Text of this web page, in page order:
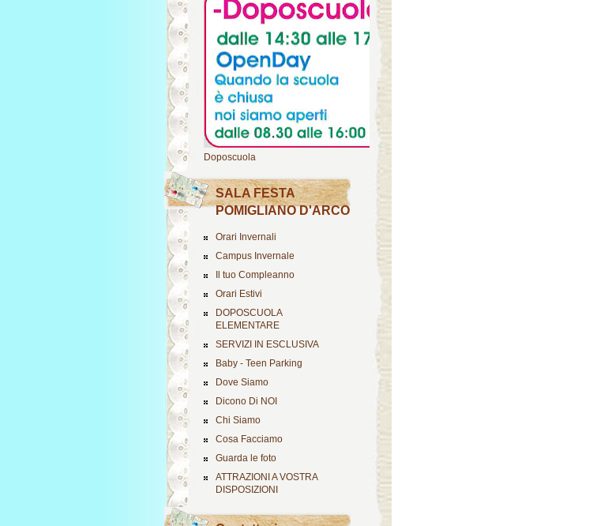
Doposcuola
SALA FESTA
POMIGLIANO D'ARCO
Orari Invernali
Campus Invernale
Il tuo Compleanno
Orari Estivi
DOPOSCUOLA
ELEMENTARE
SERVIZI IN ESCLUSIVA
Baby - Teen Parking
Dove Siamo
Dicono Di NOI
Chi Siamo
Cosa Facciamo
Guarda le foto
ATTRAZIONI A VOSTRA
DISPOSIZIONI